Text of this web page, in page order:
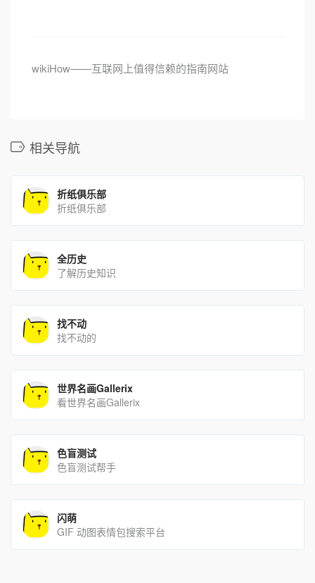
wikiHow——互联网上值得信赖的指南网站
相关导航
折纸俱乐部
折纸俱乐部
全历史
了解历史知识
找不动
找不动的
世界名画Gallerix
看世界名画Gallerix
色盲测试
色盲测试帮手
闪萌
GIF 动图表情包搜索平台